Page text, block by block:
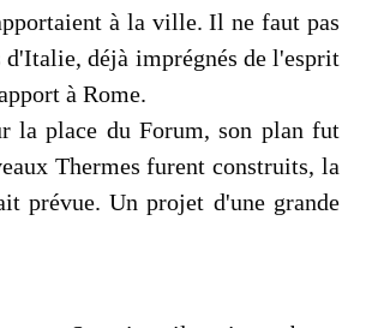
à la ville. Il ne faut pas
d'Italie, déjà imprégnés de l'esprit
à Rome.
la place du Forum, son plan fut
Thermes furent construits, la
prévue. Un projet d'une grande